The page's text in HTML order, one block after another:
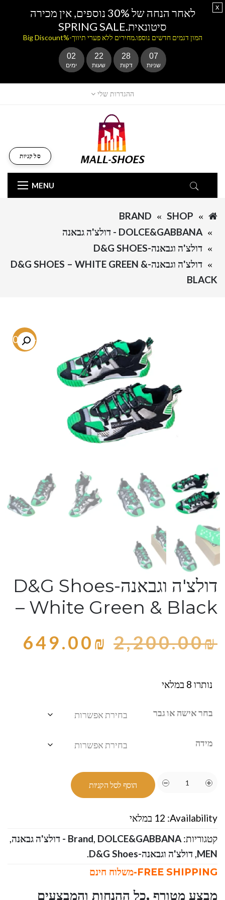
ההגדרות שלי
MENU
סל קניות
SHOP
BRAND
DOLCE&GABBANA - דולצ'ה גבאנה
דולצ'ה וגבאנה-D&G SHOES
דולצ'ה וגבאנה-D&G SHOES – WHITE GREEN &
BLACK
-70.5%
דולצ'ה וגבאנה-D&G Shoes
– White Green & Black
2,200.00₪
649.00₪
נותרו 8 במלאי
בחר אישה או גבר
מידה
הוסף לסל הקניות
Availability: 12 במלאי
קטגוריות:
Brand, DOLCE&GABBANA - דולצ'ה גבאנה
,
MEN
,דולצ'ה וגבאנה-D&G Shoes
.
FREE SHIPPING-משלוח חינם
מבצע מטורף ,כל ההנחות והמבצעים
לאחר הנחה של 30% נוספים, אין מכירה
סיטונאית.SPRING SALE
המון דגמים חדשים נוספו.מחירים ללא פערי תיווך-%Big Discount
02
ימים
22
שעות
28
דקות
07
שניות
x